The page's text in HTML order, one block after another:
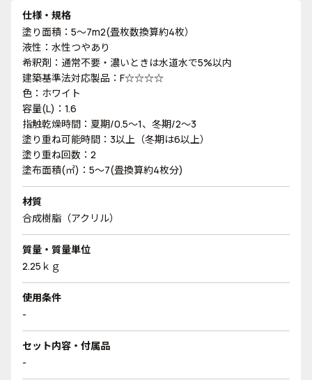
仕様・規格
塗り面積：5～7m2(畳枚数換算約4枚）
液性：水性つやあり
希釈剤：通常不要・濃いときは水道水で5%以内
建築基準法対応製品：F☆☆☆☆
色：ホワイト
容量(L)：1.6
指触乾燥時間：夏期/0.5～1、冬期/2～3
塗り重ね可能時間：3以上（冬期は6以上）
塗り重ね回数：2
塗布面積(㎡)：5～7(畳換算約4枚分)
材質
合成樹脂（アクリル）
質量・質量単位
2.25ｋｇ
使用条件
-
セット内容・付属品
-